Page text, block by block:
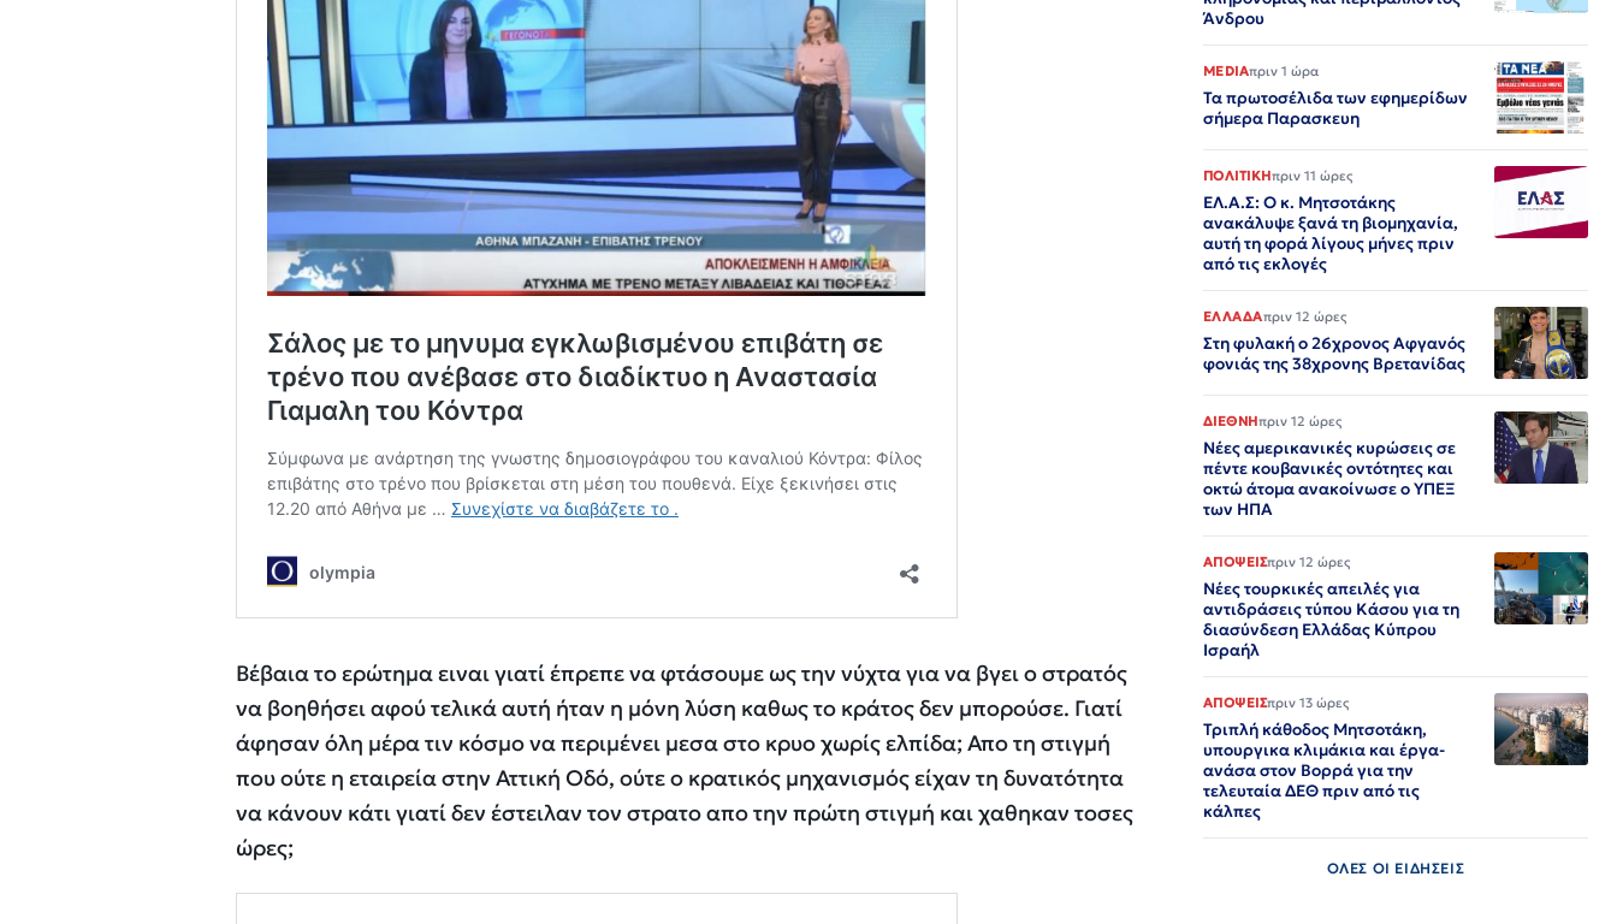
Βέβαια το ερώτημα ειναι γιατί έπρεπε να φτάσουμε ως την νύχτα για να βγει ο στρατός
να βοηθήσει αφού τελικά αυτή ήταν η μόνη λύση καθως το κράτος δεν μπορούσε. Γιατί
άφησαν όλη μέρα τιν κόσμο να περιμένει μεσα στο κρυο χωρίς ελπίδα; Απο τη στιγμή
που ούτε η εταιρεία στην Αττική Οδό, ούτε ο κρατικός μηχανισμός είχαν τη δυνατότητα
να κάνουν κάτι γιατί δεν έστειλαν τον στρατο απο την πρώτη στιγμή και χαθηκαν τοσες
ώρες;
Άνδρου
MEDIAπριν 1 ώρα
Τα πρωτοσέλιδα των εφημερίδων
σήμερα Παρασκευη
ΠΟΛΙΤΙΚΗπριν 11 ώρες
ΕΛ.Α.Σ: Ο κ. Μητσοτάκης
ανακάλυψε ξανά τη βιομηχανία,
αυτή τη φορά λίγους μήνες πριν
από τις εκλογές
ΕΛΛΑΔΑπριν 12 ώρες
Στη φυλακή ο 26χρονος Αφγανός
φονιάς της 38χρονης Βρετανίδας
ΔΙΕΘΝΗπριν 12 ώρες
Νέες αμερικανικές κυρώσεις σε
πέντε κουβανικές οντότητες και
οκτώ άτομα ανακοίνωσε ο ΥΠΕΞ
των ΗΠΑ
ΑΠΟΨΕΙΣπριν 12 ώρες
Νέες τουρκικές απειλές για
αντιδράσεις τύπου Κάσου για τη
διασύνδεση Ελλάδας Κύπρου
Ισραήλ
ΑΠΟΨΕΙΣπριν 13 ώρες
Τριπλή κάθοδος Μητσοτάκη,
υπουργικα κλιμάκια και έργα-
ανάσα στον Βορρά για την
τελευταία ΔΕΘ πριν από τις
κάλπες
ΟΛΕΣ ΟΙ ΕΙΔΗΣΕΙΣ